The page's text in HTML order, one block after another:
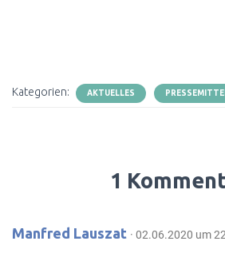
Kategorien: AKTUELLES
1
Manfred Lauszat · 02.06.2020 um